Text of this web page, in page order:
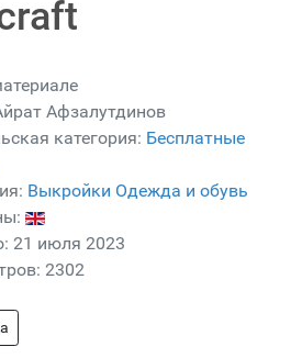
Афзалутдинов
категория: Бесплатные
Выкройки Одежда и обувь
21 июля 2023
2302